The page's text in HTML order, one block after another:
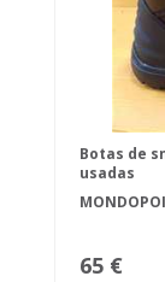
Botas de
usadas
65 €